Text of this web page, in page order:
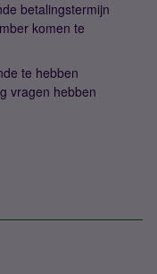
betalingstermijn
komen te
te hebben
vragen hebben